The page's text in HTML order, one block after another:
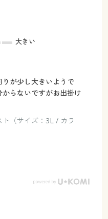
大きい
が少し大きいようで
らないですがお出掛け
（サイズ：3L / カラ